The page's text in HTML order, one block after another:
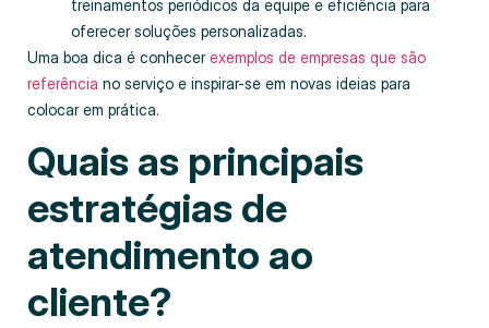
treinamentos periódicos da equipe e eficiência para
oferecer soluções personalizadas.
Uma boa dica é conhecerexemplos de empresas que são
referência no serviço e inspirar-se em novas ideias para
colocar em prática.
Quais as principais
estratégias de
atendimento ao
cliente?